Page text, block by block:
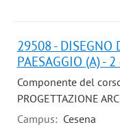
29508 - DISEGNO
PAESAGGIO (A) -
Componente del
PROGETTAZIONE
Campus: Cesena